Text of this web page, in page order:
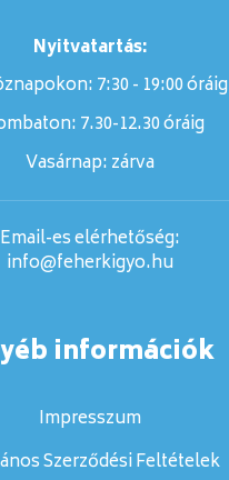
Nyitvatartás:
7:30 - 19:00 óráig
7.30-12.30 óráig
Vasárnap:zárva
Email-es elérhetőség:
info@feherkigyo.hu
információk
Impresszum
Szerződési Feltételek